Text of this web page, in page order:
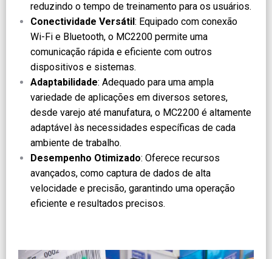
reduzindo o tempo de treinamento para os usuários.
Conectividade Versátil : Equipado com conexão
Wi-Fi e Bluetooth, o MC2200 permite uma
comunicação rápida e eficiente com outros
dispositivos e sistemas.
Adaptabilidade: Adequado para uma ampla
variedade de aplicações em diversos setores,
desde varejo até manufatura, o MC2200 é altamente
adaptável às necessidades específicas de cada
ambiente de trabalho.
Desempenho Otimizado: Oferece recursos
avançados, como captura de dados de alta
velocidade e precisão, garantindo uma operação
eficiente e resultados precisos.